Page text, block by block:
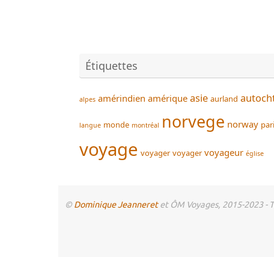
Étiquettes
alpes amérindien amérique asie aurland
langue monde montréal norvege norway
voyage voyager voyager voyageur église
© Dominique Jeanneretet ÔM Voyages, 2015-2023 -